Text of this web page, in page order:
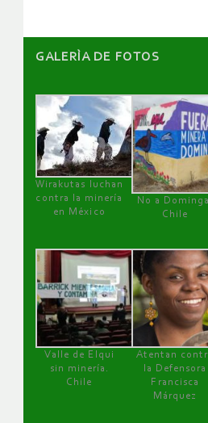
GALERÌA DE FOTOS
Wirakutas luchan
contra la minería
en México
No a
Chile
Valle de Elqui
sin minería.
Chile
Atentan
la Defensora
Francisca
Márquez